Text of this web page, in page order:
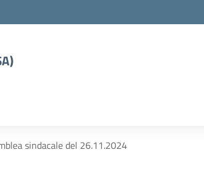
sindacale del 26.11.2024